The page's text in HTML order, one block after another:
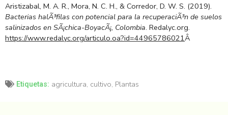
Aristizabal, M. A. R., Mora, N. C. H., & Corredor, D. W. S. (2019).
Bacterias halÃ³filas con potencial para la recuperaciÃ³n de suelos
salinizados en SÃ¡chica-BoyacÃ¡, Colombia. Redalyc.org.
https://www.redalyc.org/articulo.oa?id=44965786021Â
Etiquetas: agricultura, cultivo, Plantas